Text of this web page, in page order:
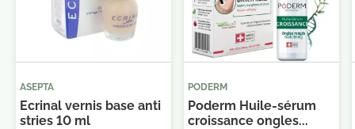
ASEPTA
Ecrinal vernis base anti
stries 10 ml
PODERM
Poderm Huile-sérum
croissance ongles...